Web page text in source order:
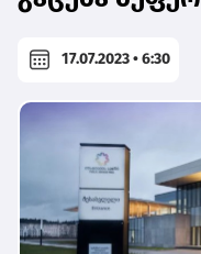
17.07.2023 • 6:30